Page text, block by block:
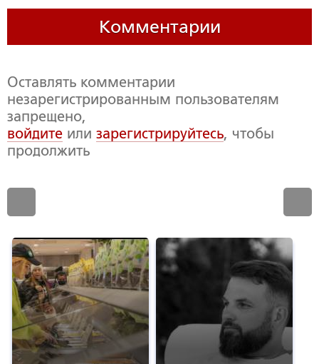
Комментарии
Оставлять комментарии
незарегистрированным пользователям
запрещено,
войдите или зарегистрируйтесь, чтобы
продолжить